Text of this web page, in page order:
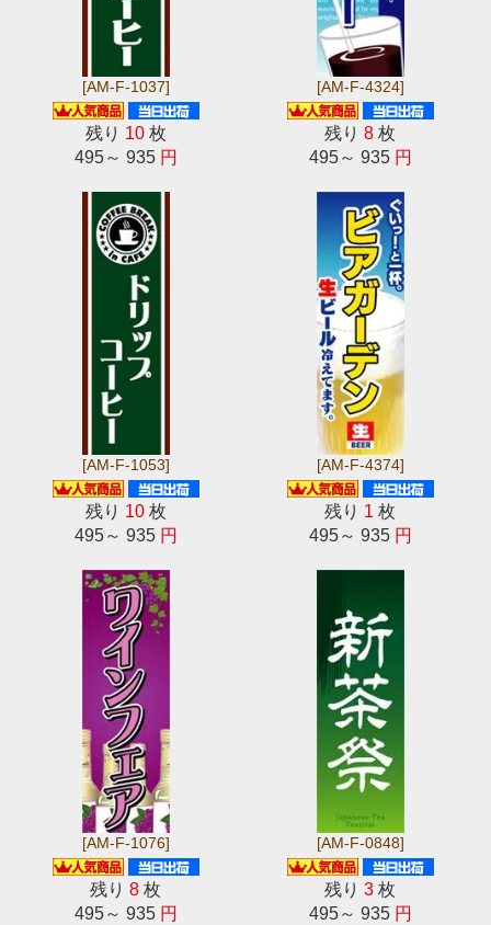
[AM-F-1037]
残り 10枚
495～ 935 円
[AM-F-4324]
残り8 枚
495～ 935 円
[AM-F-1053]
残り 10枚
495～ 935 円
[AM-F-4374]
残り 1 枚
495～ 935 円
[AM-F-1076]
残り8 枚
495～ 935 円
[AM-F-0848]
残り3 枚
495～ 935 円